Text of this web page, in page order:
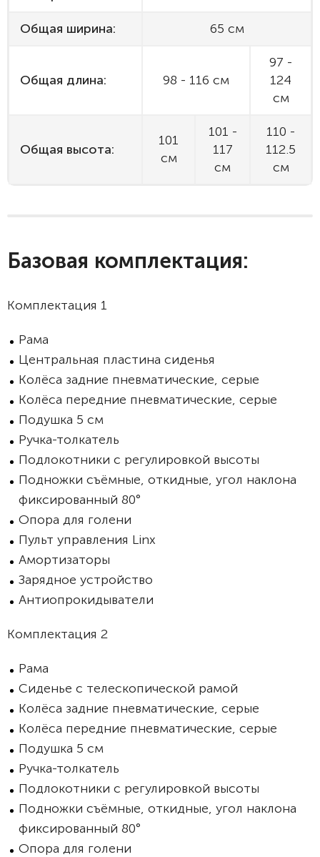
Общая ширина: 65 см
Общая длина: 98 - 116 см
97 -
124
см
Общая высота:
101
см
101 -
117
см
110 -
112.5
см
Базовая комплектация:
Комплектация 1
Рама
Центральная пластина сиденья
Колёса задние пневматические, серые
Колёса передние пневматические, серые
Подушка 5 см
Ручка-толкатель
Подлокотники с регулировкой высоты
Подножки съёмные, откидные, угол наклона
фиксированный 80°
Опора для голени
Пульт управления Linx
Амортизаторы
Зарядное устройство
Антиопрокидыватели
Комплектация 2
Рама
Сиденье с телескопической рамой
Колёса задние пневматические, серые
Колёса передние пневматические, серые
Подушка 5 см
Ручка-толкатель
Подлокотники с регулировкой высоты
Подножки съёмные, откидные, угол наклона
фиксированный 80°
Опора для голени